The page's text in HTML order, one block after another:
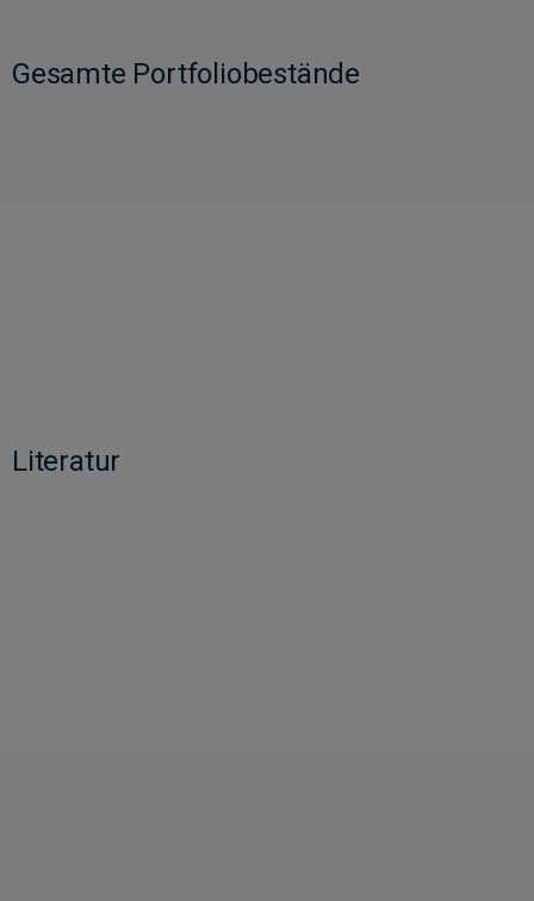
Gesamte Portfoliobestände
Literatur